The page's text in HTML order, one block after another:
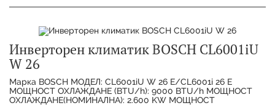
Инверторен климатик BOSCH CL6001iU
W 26
Марка BOSCH МОДЕЛ: CL6001iU W 26 E/CL6001i 26 E
МОЩНОСТ ОХЛАЖДАНЕ (BTU/h): 9000 BTU/h МОЩНОСТ
ОХЛАЖДАНЕ(НОМИНАЛНА): 2.600 KW МОЩНОСТ